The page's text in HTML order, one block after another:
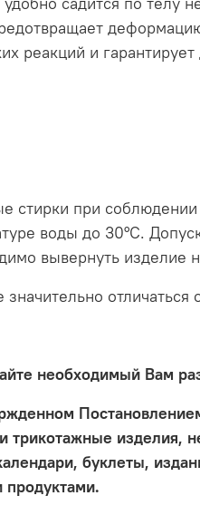
реакций и
при соблюдении
воды до 30°C.
вывернуть изделие
необходимый Вам
изделия,
буклеты,